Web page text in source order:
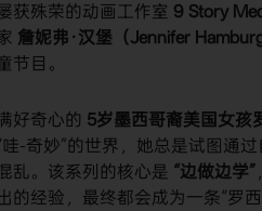
获殊荣的动画工作室 9 Story
詹妮弗·汉堡（Jennifer Hamburg
节目。
好奇心的 5岁墨西哥裔美国女孩
-奇妙”的世界，她总是试图通
乱。该系列的核心是 “边做边学”
的经验，最终都会成为一条“罗